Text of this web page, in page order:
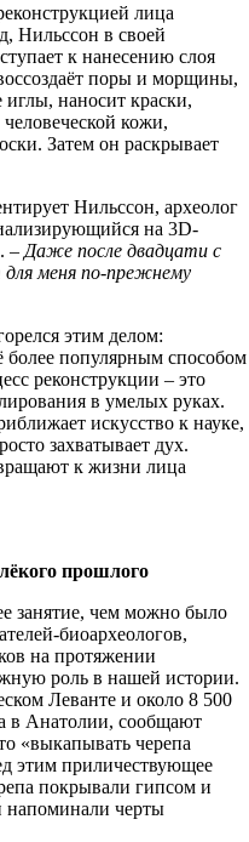
лица
Нильссон в своей
к нанесению слоя
поры и морщины,
иглы, наносит краски,
кожи,
Затем он раскрывает
Нильссон, археолог
на 3D-
– Даже после двадцати с
меня по-прежнему
этим делом:
более популярным способом
реконструкции – это
в умелых руках.
искусство к науке,
захватывает дух.
к жизни лица
прошлого
занятие, чем можно было
биоархеологов,
на протяжении
роль в нашей истории.
Леванте и около 8 500
в Анатолии, сообщают
«выкапывать черепа
этим приличествующее
покрывали гипсом и
напоминали черты